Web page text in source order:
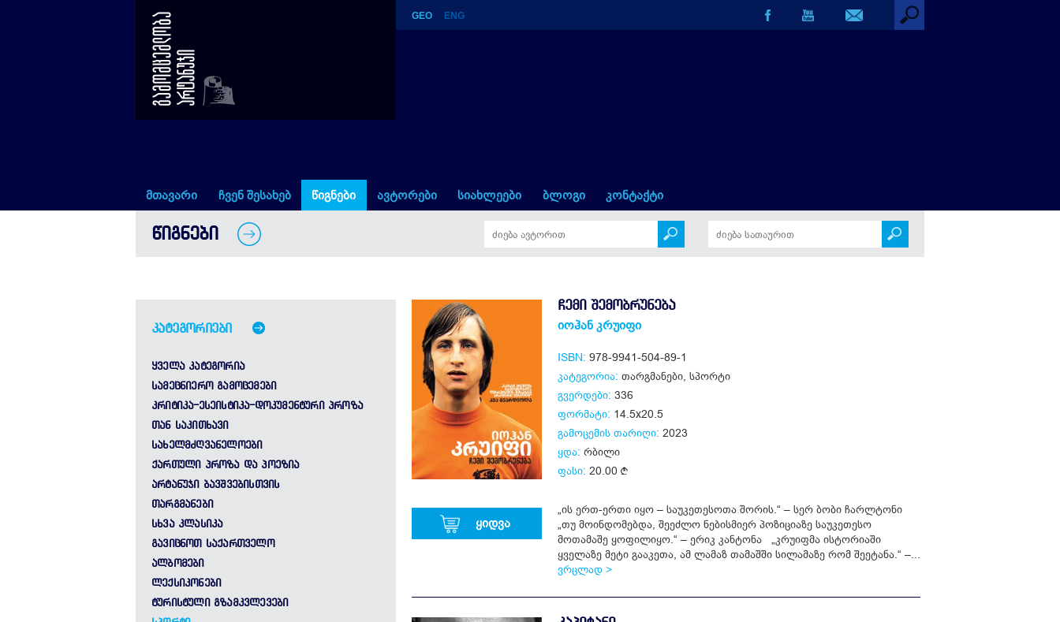
GEO ENG
მთავარი ჩვენ შესახებ წიგნები ავტორები სიახლეები ბლოგი კონტაქტი
ᲬᲘᲒᲜᲔᲑᲘ
კატეგორიები
ᲧᲕᲔᲚᲐ ᲙᲐᲢᲔᲒᲝᲠᲘᲐ
ᲡᲐᲛᲔᲪᲜᲘᲔᲠᲝ ᲒᲐᲛᲝᲪᲔᲛᲔᲑᲘ
ᲙᲠᲘᲢᲘᲙᲐ-ᲔᲡᲔᲘᲡᲢᲘᲙᲐ-ᲓᲝᲙᲣᲛᲔᲜᲢᲣᲠᲘ ᲞᲠᲝᲖᲐ
ᲗᲐᲜ ᲡᲐᲙᲘᲗᲮᲐᲕᲘ
ᲡᲐᲮᲔᲚᲛᲫᲦᲕᲐᲜᲔᲚᲝᲔᲑᲘ
ᲥᲐᲠᲗᲣᲚᲘ ᲞᲠᲝᲖᲐ ᲓᲐ ᲞᲝᲔᲖᲘᲐ
ᲐᲠᲢᲐᲜᲣᲯᲘ ᲑᲐᲕᲨᲕᲔᲑᲘᲡᲗᲕᲘᲡ
ᲗᲐᲠᲒᲛᲐᲜᲔᲑᲘ
ᲡᲮᲕᲐ ᲙᲚᲐᲡᲘᲙᲐ
ᲒᲐᲕᲘᲪᲜᲝᲗ ᲡᲐᲥᲐᲠᲗᲕᲔᲚᲝ
ᲐᲚᲑᲝᲛᲔᲑᲘ
ᲚᲔᲥᲡᲘᲙᲝᲜᲔᲑᲘ
ᲢᲣᲠᲘᲡᲢᲣᲚᲘ ᲒᲖᲐᲛᲙᲕᲚᲔᲕᲔᲑᲘ
ყიდვა
ᲩᲔᲛᲘ ᲨᲔᲛᲝᲑᲠᲣᲜᲔᲑᲐ
იოჰან კრუიფი
ISBN: 978-9941-504-89-1
კატეგორია: თარგმანები სპორტი
გვერდები: 336
ფორმატი: 14.5x20.5
გამოცემის თარიღი: 2023
ყდა: რბილი
ფასი: 20.00
„ის ერთ-ერთი იყო – საუკეთესოთა შორის.“ – სერ ბობი ჩარლტონი
„თუ მოინდომებდა, შეეძლო ნებისმიერ პოზიციაზე საუკეთესო
მოთამაშე ყოფილიყო.“ – ერიკ კანტონა „კრუიფმა ისტორიაში
ყველაზე მეტი გააკეთა, ამ ლამაზ თამაშში სილამაზე რომ შეეტანა.“ –...
ვრცლად >